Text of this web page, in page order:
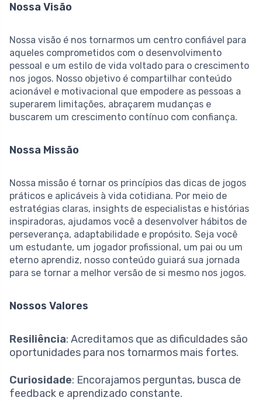
Nossa Visão
Nossa visão é nos tornarmos um centro confiável para
aqueles comprometidos com o desenvolvimento
pessoal e um estilo de vida voltado para o crescimento
nos jogos. Nosso objetivo é compartilhar conteúdo
acionável e motivacional que empodere as pessoas a
superarem limitações, abraçarem mudanças e
buscarem um crescimento contínuo com confiança.
Nossa Missão
Nossa missão é tornar os princípios das dicas de jogos
práticos e aplicáveis à vida cotidiana. Por meio de
estratégias claras, insights de especialistas e histórias
inspiradoras, ajudamos você a desenvolver hábitos de
perseverança, adaptabilidade e propósito. Seja você
um estudante, um jogador profissional, um pai ou um
eterno aprendiz, nosso conteúdo guiará sua jornada
para se tornar a melhor versão de si mesmo nos jogos.
Nossos Valores
Resiliência: Acreditamos que as dificuldades são
oportunidades para nos tornarmos mais fortes.
Curiosidade: Encorajamos perguntas, busca de
feedback e aprendizado constante.